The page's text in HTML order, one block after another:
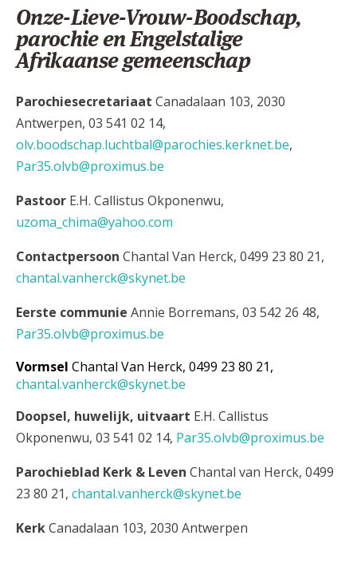
Onze-Lieve-Vrouw-Boodschap,
parochie en Engelstalige
Afrikaanse gemeenschap
Parochiesecretariaat Canadalaan 103, 2030
Antwerpen, 03 541 02 14,
olv.boodschap.luchtbal@parochies.kerknet.be,
Par35.olvb@proximus.be
Pastoor E.H. Callistus Okponenwu,
uzoma_chima@yahoo.com
Contactpersoon Chantal Van Herck, 0499 23 80 21,
chantal.vanherck@skynet.be
Eerste communie Annie Borremans, 03 542 26 48,
Par35.olvb@proximus.be
Vormsel Chantal Van Herck, 0499 23 80 21,
chantal.vanherck@skynet.be
Doopsel, huwelijk, uitvaart E.H. Callistus
Okponenwu, 03 541 02 14, Par35.olvb@proximus.be
Parochieblad Kerk & Leven Chantal van Herck, 0499
23 80 21, chantal.vanherck@skynet.be
KerkCanadalaan 103, 2030 Antwerpen